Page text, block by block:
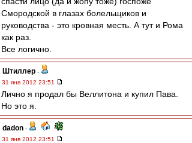
Смородской в глазах болельщиков и
руководства - это кровная месть. А тут и Рома
как раз.
Все логично.
Штиллер -
31 янв 2012 23:51
Лично я продал бы Веллитона и купил Пава.
Но это я.
dadon -
31 янв 2012 23:51